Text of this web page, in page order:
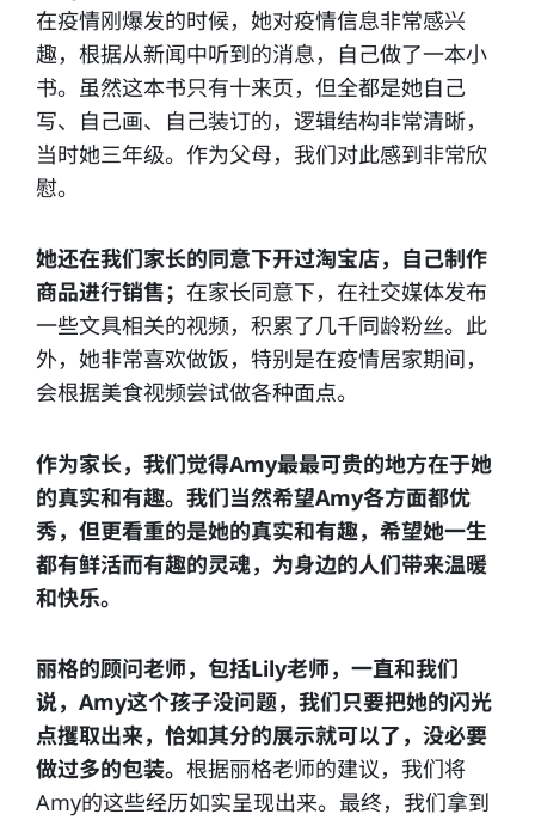
在疫情刚爆发的时候，她对疫情信息非常感兴
趣，根据从新闻中听到的消息，自己做了一本小
书。虽然这本书只有十来页，但全都是她自己
写、自己画、自己装订的，逻辑结构非常清晰，
当时她三年级。作为父母，我们对此感到非常欣
慰。
她还在我们家长的同意下开过淘宝店，自己制作
商品进行销售； 在家长同意下，在社交媒体发布
一些文具相关的视频，积累了几千同龄粉丝。此
外，她非常喜欢做饭，特别是在疫情居家期间，
会根据美食视频尝试做各种面点。
作为家长，我们觉得Amy最最可贵的地方在于她
的真实和有趣。我们当然希望Amy各方面都优
秀，但更看重的是她的真实和有趣，希望她一生
都有鲜活而有趣的灵魂，为身边的人们带来温暖
和快乐。
丽格的顾问老师，包括Lily老师，一直和我们
说，Amy这个孩子没问题，我们只要把她的闪光
点攫取出来，恰如其分的展示就可以了，没必要
做过多的包装。 根据丽格老师的建议，我们将
Amy的这些经历如实呈现出来。最终，我们拿到